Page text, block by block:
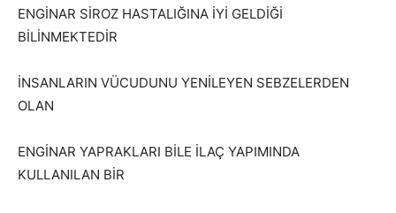
ENGİNAR SİROZ HASTALIĞINA İYİ GELDİĞİ
BİLİNMEKTEDİR
İNSANLARIN VÜCUDUNU YENİLEYEN SEBZELERDEN
OLAN
ENGİNAR YAPRAKLARI BİLE İLAÇ YAPIMINDA
KULLANILAN BİR